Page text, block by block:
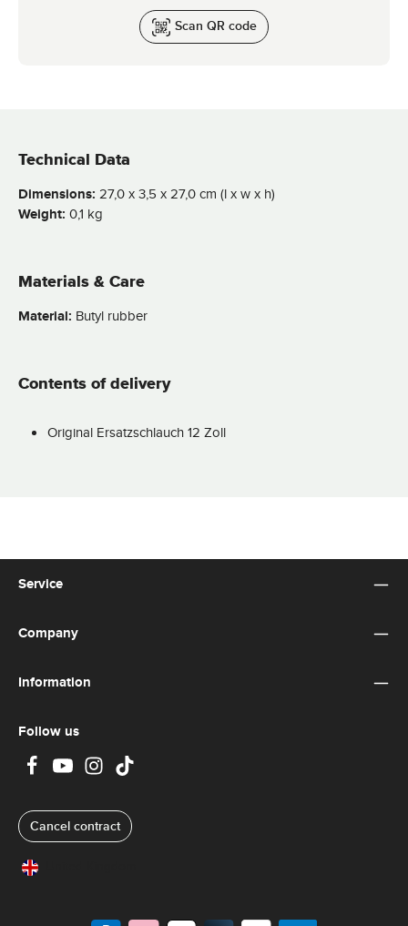
Scan QR code
Technical Data
Dimensions: 27,0 x 3,5 x 27,0 cm (l x w x h)
Weight: 0,1 kg
Materials & Care
Material: Butyl rubber
Contents of delivery
Original Ersatzschlauch 12 Zoll
Service
Company
Information
Follow us
Cancel contract